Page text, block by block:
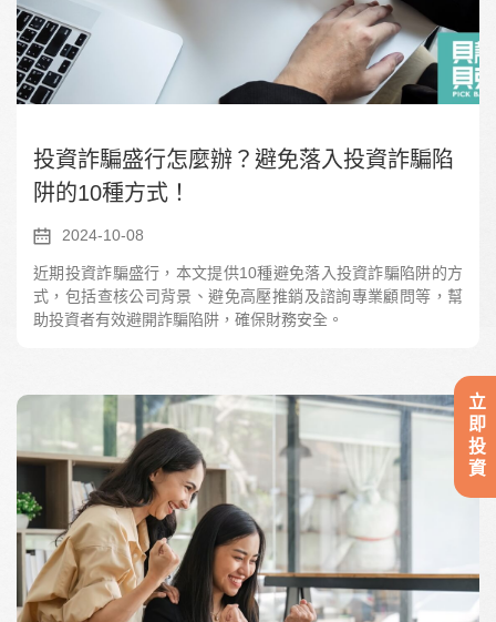
投資詐騙盛行怎麼辦？避免落入投資詐騙陷
阱的10種方式！
2024-10-08
近期投資詐騙盛行，本文提供10種避免落入投資詐騙陷阱的方
式，包括查核公司背景、避免高壓推銷及諮詢專業顧問等，幫
助投資者有效避開詐騙陷阱，確保財務安全。
立即投資